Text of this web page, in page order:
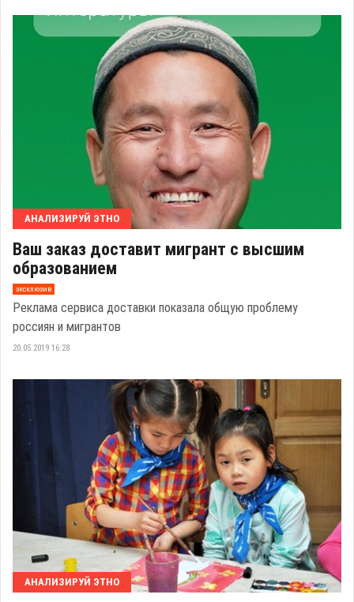
АНАЛИЗИРУЙ ЭТНО
Ваш заказ доставит мигрант с высшим
образованием
эксклюзив
Реклама сервиса доставки показала общую проблему
россиян и мигрантов
20.05.2019 16:28
АНАЛИЗИРУЙ ЭТНО